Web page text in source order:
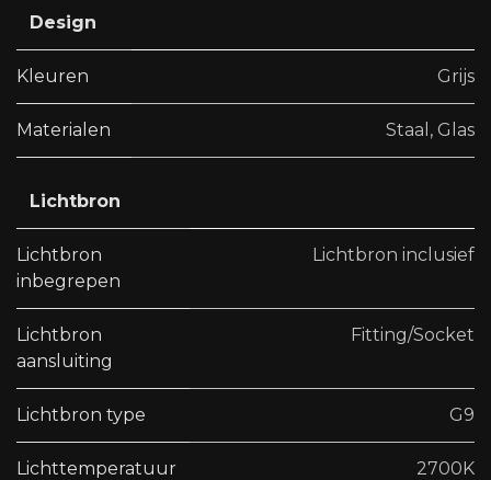
Design
Kleuren Grijs
Materialen Staal , Glas
Lichtbron
Lichtbron
inbegrepen
Lichtbron inclusief
Lichtbron
aansluiting
Fitting/Socket
Lichtbron type G9
Lichttemperatuur 2700K